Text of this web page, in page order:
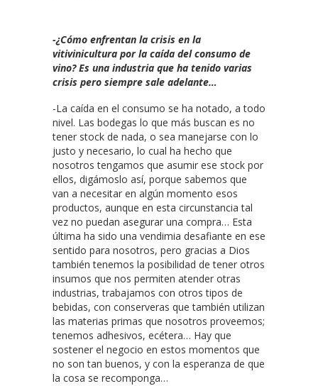
-¿Cómo enfrentan la crisis en la
vitivinicultura por la caída del consumo de
vino? Es una industria que ha tenido varias
crisis pero siempre sale adelante…
-La caída en el consumo se ha notado, a todo
nivel. Las bodegas lo que más buscan es no
tener stock de nada, o sea manejarse con lo
justo y necesario, lo cual ha hecho que
nosotros tengamos que asumir ese stock por
ellos, digámoslo así, porque sabemos que
van a necesitar en algún momento esos
productos, aunque en esta circunstancia tal
vez no puedan asegurar una compra… Esta
última ha sido una vendimia desafiante en ese
sentido para nosotros, pero gracias a Dios
también tenemos la posibilidad de tener otros
insumos que nos permiten atender otras
industrias, trabajamos con otros tipos de
bebidas, con conserveras que también utilizan
las materias primas que nosotros proveemos;
tenemos adhesivos, ecétera… Hay que
sostener el negocio en estos momentos que
no son tan buenos, y con la esperanza de que
la cosa se recomponga…